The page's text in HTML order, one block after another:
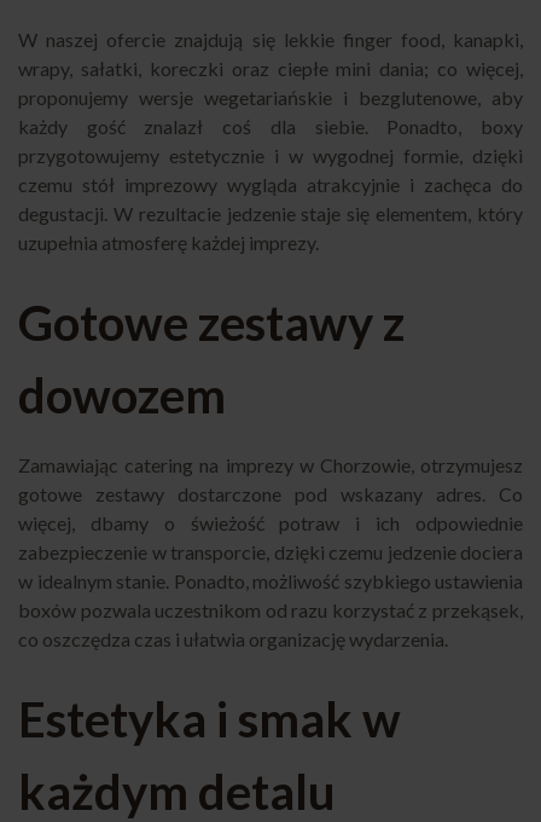
W naszej ofercie znajdują się lekkie finger food, kanapki,
wrapy, sałatki, koreczki oraz ciepłe mini dania; co więcej,
proponujemy wersje wegetariańskie i bezglutenowe, aby
każdy gość znalazł coś dla siebie. Ponadto, boxy
przygotowujemy estetycznie i w wygodnej formie, dzięki
czemu stół imprezowy wygląda atrakcyjnie i zachęca do
degustacji. W rezultacie jedzenie staje się elementem, który
uzupełnia atmosferę każdej imprezy.
Gotowe zestawy z
dowozem
Zamawiając catering na imprezy w Chorzowie, otrzymujesz
gotowe zestawy dostarczone pod wskazany adres. Co
więcej, dbamy o świeżość potraw i ich odpowiednie
zabezpieczenie w transporcie, dzięki czemu jedzenie dociera
w idealnym stanie. Ponadto, możliwość szybkiego ustawienia
boxów pozwala uczestnikom od razu korzystać z przekąsek,
co oszczędza czas i ułatwia organizację wydarzenia.
Estetyka i smak w
każdym detalu